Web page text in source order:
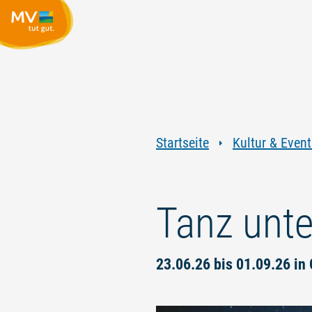
Startseite Kultur &
Tanz
23.06.26 bis 01.09.26 in